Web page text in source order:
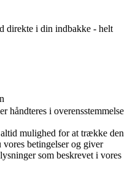
direkte i din indbakke - helt
håndteres i overensstemmelse
mulighed for at trække den
betingelser og giver
som beskrevet i vores